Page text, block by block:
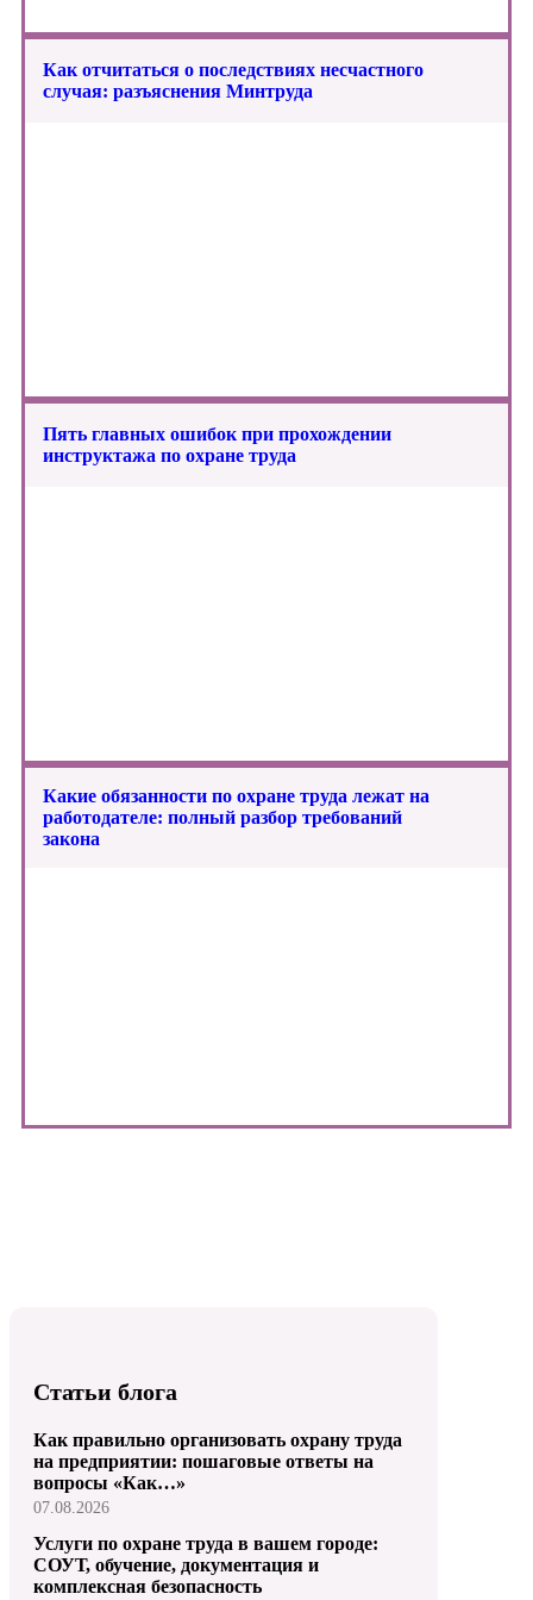
Как отчитаться о последствиях несчастного
случая: разъяснения Минтруда
Пять главных ошибок при прохождении
инструктажа по охране труда
Какие обязанности по охране труда лежат на
работодателе: полный разбор требований
закона
Статьи блога
Как правильно организовать охрану труда
на предприятии: пошаговые ответы на
вопросы «Как…»
07.08.2026
Услуги по охране труда в вашем городе:
СОУТ, обучение, документация и
комплексная безопасность